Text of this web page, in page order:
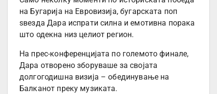
на Бугарија на Евровизија, бугарската поп
ѕвезда Дара испрати силна и емотивна порака
што одекна низ целиот регион.
На прес-конференцијата по големото финале,
Дара отворено зборуваше за својата
долгогодишна визија – обединување на
Балканот преку музиката.